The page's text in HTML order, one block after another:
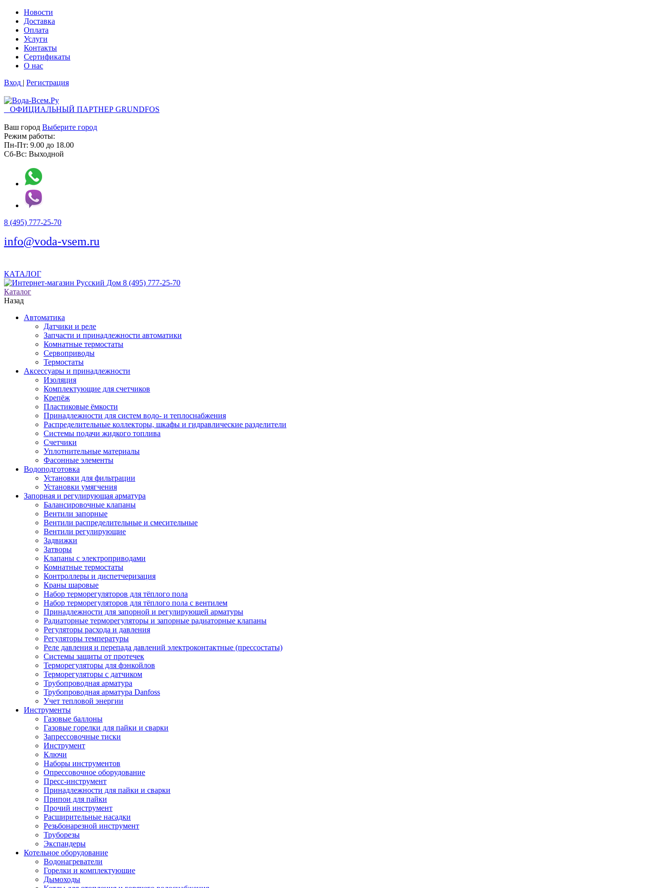
Новости
Доставка
Оплата
Услуги
Контакты
Cертификаты
О нас
Вход | Регистрация
ОФИЦИАЛЬНЫЙ ПАРТНЕР GRUNDFOS
Ваш город Выберите город
Режим работы:
Пн-Пт: 9.00 до 18.00
Сб-Вс: Выходной
8 (495) 777-25-70
info@voda-vsem.ru
КАТАЛОГ
8 (495) 777-25-70
Каталог
Назад
Автоматика
Датчики и реле
Запчасти и принадлежности автоматики
Комнатные термостаты
Сервоприводы
Термостаты
Аксессуары и принадлежности
Изоляция
Комплектующие для счетчиков
Крепёж
Пластиковые ёмкости
Принадлежности для систем водо- и теплоснабжения
Распределительные коллекторы, шкафы и гидравлические разделители
Системы подачи жидкого топлива
Счетчики
Уплотнительные материалы
Фасонные элементы
Водоподготовка
Установки для фильтрации
Установки умягчения
Запорная и регулирующая арматура
Балансировочные клапаны
Вентили запорные
Вентили распределительные и смесительные
Вентили регулирующие
Задвижки
Затворы
Клапаны с электроприводами
Комнатные термостаты
Контроллеры и диспетчеризация
Краны шаровые
Набор терморегуляторов для тёплого пола
Набор терморегуляторов для тёплого пола с вентилем
Принадлежности для запорной и регулирующей арматуры
Радиаторные терморегуляторы и запорные радиаторные клапаны
Регуляторы расхода и давления
Регуляторы температуры
Реле давления и перепада давлений электроконтактные (прессостаты)
Системы защиты от протечек
Терморегуляторы для фэнкойлов
Терморегуляторы с датчиком
Трубопроводная арматура
Трубопроводная арматура Danfoss
Учет тепловой энергии
Инструменты
Газовые баллоны
Газовые горелки для пайки и сварки
Запрессовочные тиски
Инструмент
Ключи
Наборы инструментов
Опрессовочное оборудование
Пресс-инструмент
Принадлежности для пайки и сварки
Припои для пайки
Прочий инструмент
Расширительные насадки
Резьбонарезной инструмент
Труборезы
Экспандеры
Котельное оборудование
Водонагреватели
Горелки и комплектующие
Дымоходы